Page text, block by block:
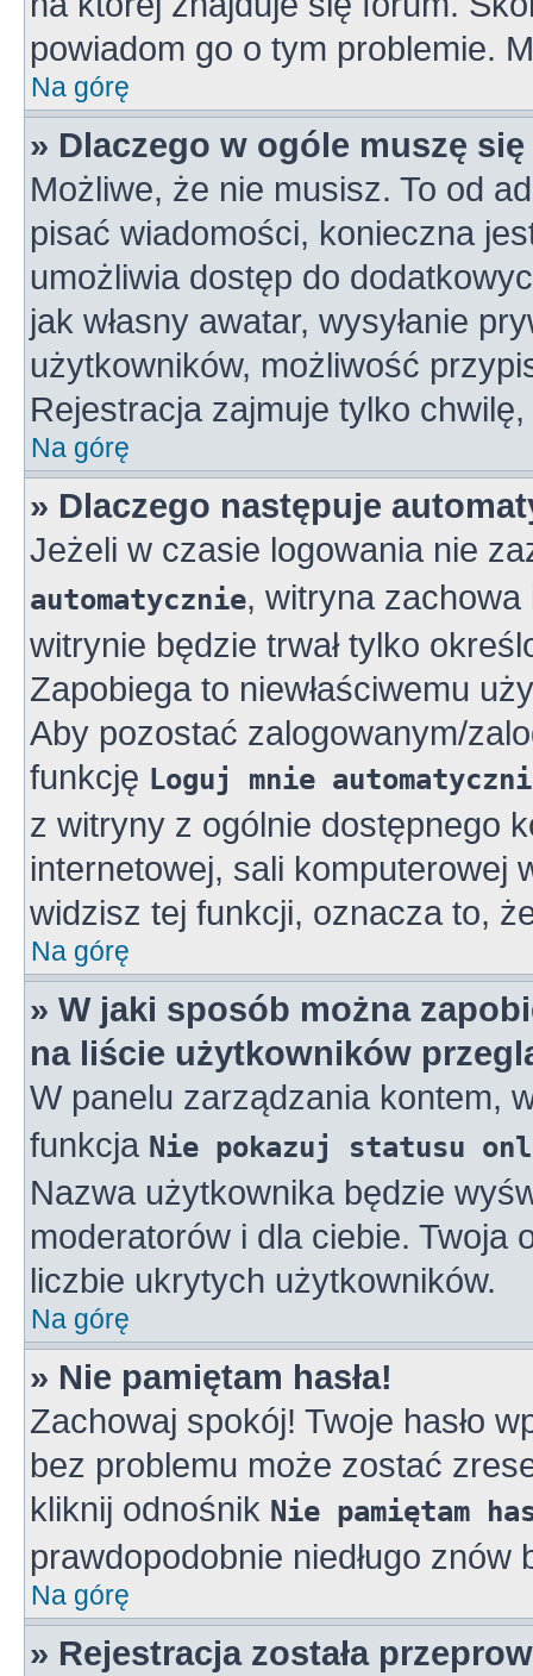
powiadom go o tym problemie.
Na górę
» Dlaczego w ogóle muszę
Możliwe, że nie musisz. To od
pisać wiadomości, konieczna
umożliwia dostęp do
jak własny awatar, wysyłanie
użytkowników, możliwość
Rejestracja zajmuje tylko
Na górę
» Dlaczego następuje
Jeżeli w czasie logowania nie
automatycznie, witryna
witrynie będzie trwał tylko
Zapobiega to niewłaściwemu
Aby pozostać zalogowanym/
funkcję Loguj mnie
z witryny z ogólnie dostępnego
internetowej, sali komputerowej
widzisz tej funkcji, oznacza to,
Na górę
» W jaki sposób można
na liście użytkowników
W panelu zarządzania kontem,
funkcja Nie pokazuj statusu
Nazwa użytkownika będzie
moderatorów i dla ciebie. Twoja
liczbie ukrytych użytkowników.
Na górę
» Nie pamiętam hasła!
Zachowaj spokój! Twoje hasło
bez problemu może zostać
kliknij odnośnik Nie pamiętam
prawdopodobnie niedługo
Na górę
» Rejestracja została